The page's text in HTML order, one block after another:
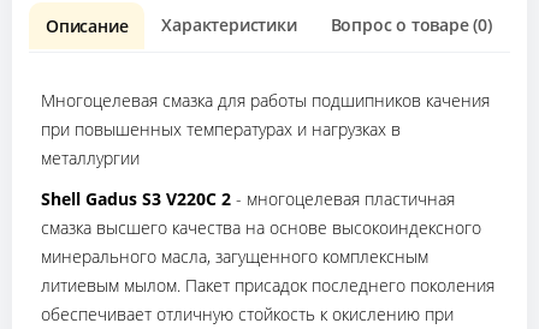
Описание Характеристики Вопрос о товаре (0)
Многоцелевая смазка для работы подшипников качения
при повышенных температурах и нагрузках в
металлургии
Shell Gadus S3 V220C 2 - многоцелевая пластичная
смазка высшего качества на основе высокоиндексного
минерального масла, загущенного комплексным
литиевым мылом. Пакет присадок последнего поколения
обеспечивает отличную стойкость к окислению при